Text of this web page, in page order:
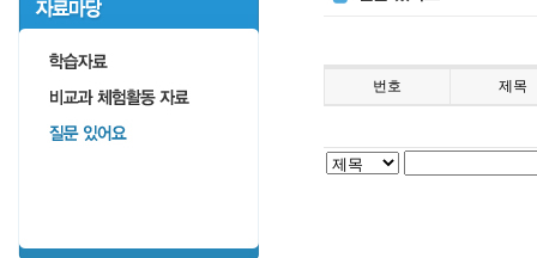
번호 제목